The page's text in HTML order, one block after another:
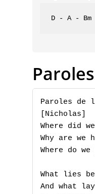
D - A - Bm
Paroles
Paroles de
[Nicholas]
Where did
Why are we
Where do
What lies
And what